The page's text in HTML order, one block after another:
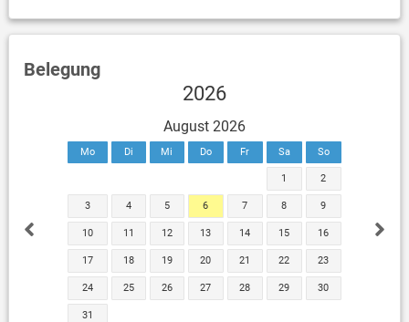
Belegung
2026
August 2026
Mo Di Mi Do Fr Sa So
1 2
3 4 5 6 7 8 9
10 11 12 13 14 15 16
17 18 19 20 21 22 23
24 25 26 27 28 29 30
31